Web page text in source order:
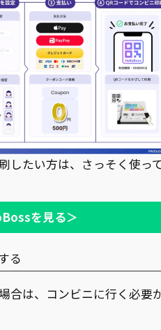
したい方は、さっそく使っ
を見る＞
る
合は、コンビニに行く必要